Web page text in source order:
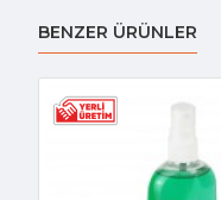
BENZER ÜRÜNLER